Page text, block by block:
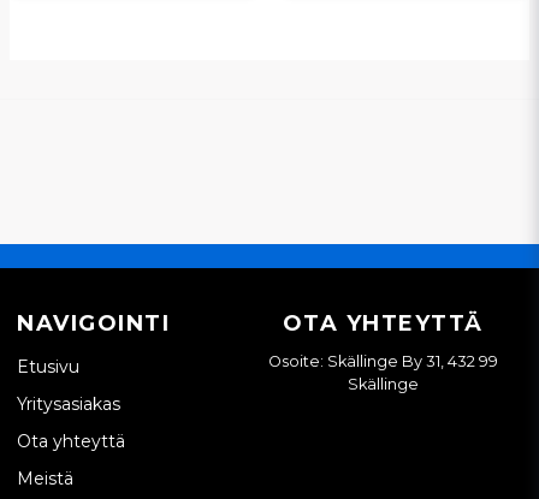
NAVIGOINTI
Etusivu
Yritysasiakas
Ota yhteyttä
Meistä
OTA YHTEYTTÄ
Osoite: Skällinge By 31, 432 99
Skällinge